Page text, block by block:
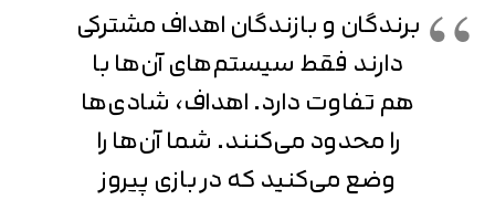
برندگان و بازندگان اهداف مشترکی
دارند فقط سیستم‌های آن‌ها با
هم تفاوت دارد. اهداف، شادی‌ها
را محدود می‌کنند. شما آن‌ها را
وضع می‌کنید که در بازی پیروز